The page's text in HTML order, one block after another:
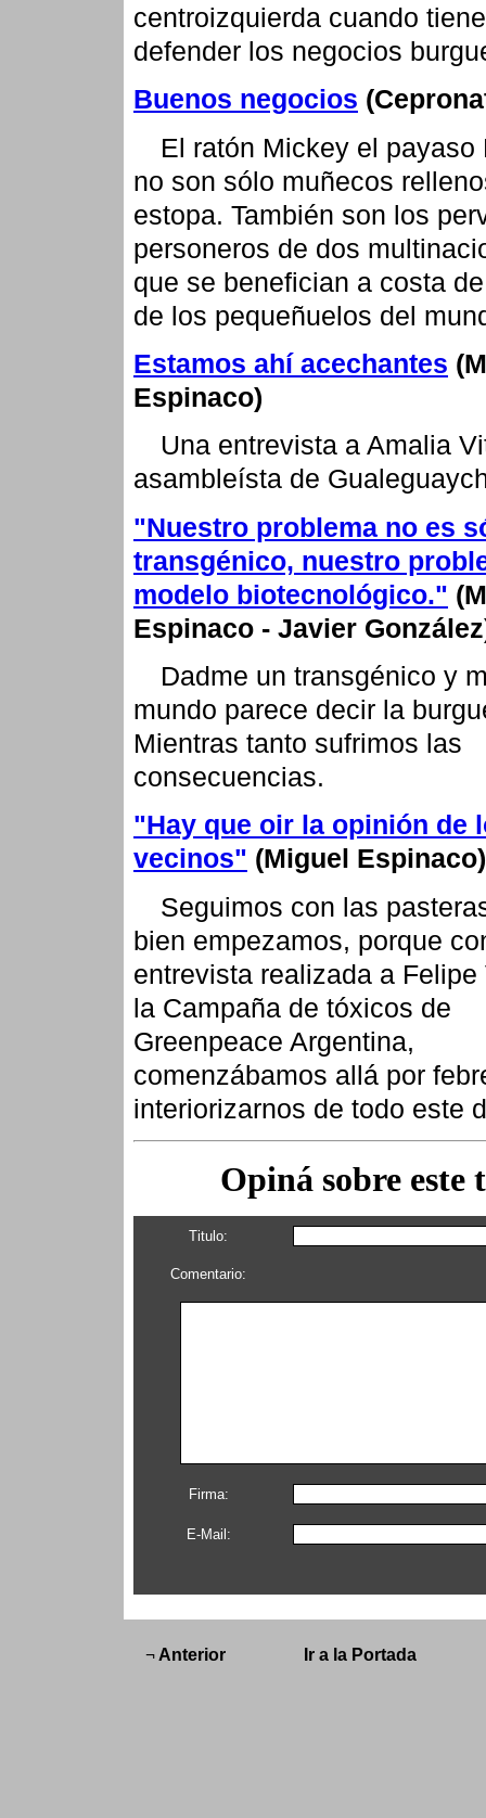
centroizquierda cuando
defender los negocios
Buenos negocios
El ratón Mickey el payaso
no son sólo muñecos
estopa. También son los
personeros de dos
que se benefician a costa
de los pequeñuelos del
Estamos ahí acechantes
Espinaco)
Una entrevista a Amalia
asambleísta de
"Nuestro problema no es
transgénico, nuestro
modelo biotecnológico."
Espinaco - Javier
Dadme un transgénico y
mundo parece decir la
Mientras tanto sufrimos las
consecuencias.
"Hay que oir la opinión de
vecinos" (Miguel Espinaco)
Seguimos con las
bien empezamos, porque
entrevista realizada a Felipe
la Campaña de tóxicos de
Greenpeace Argentina,
comenzábamos allá por
interiorizarnos de todo este
Opiná sobre este
Titulo:
Comentario:
Firma:
E-Mail:
¬ Anterior Ir a la Portada